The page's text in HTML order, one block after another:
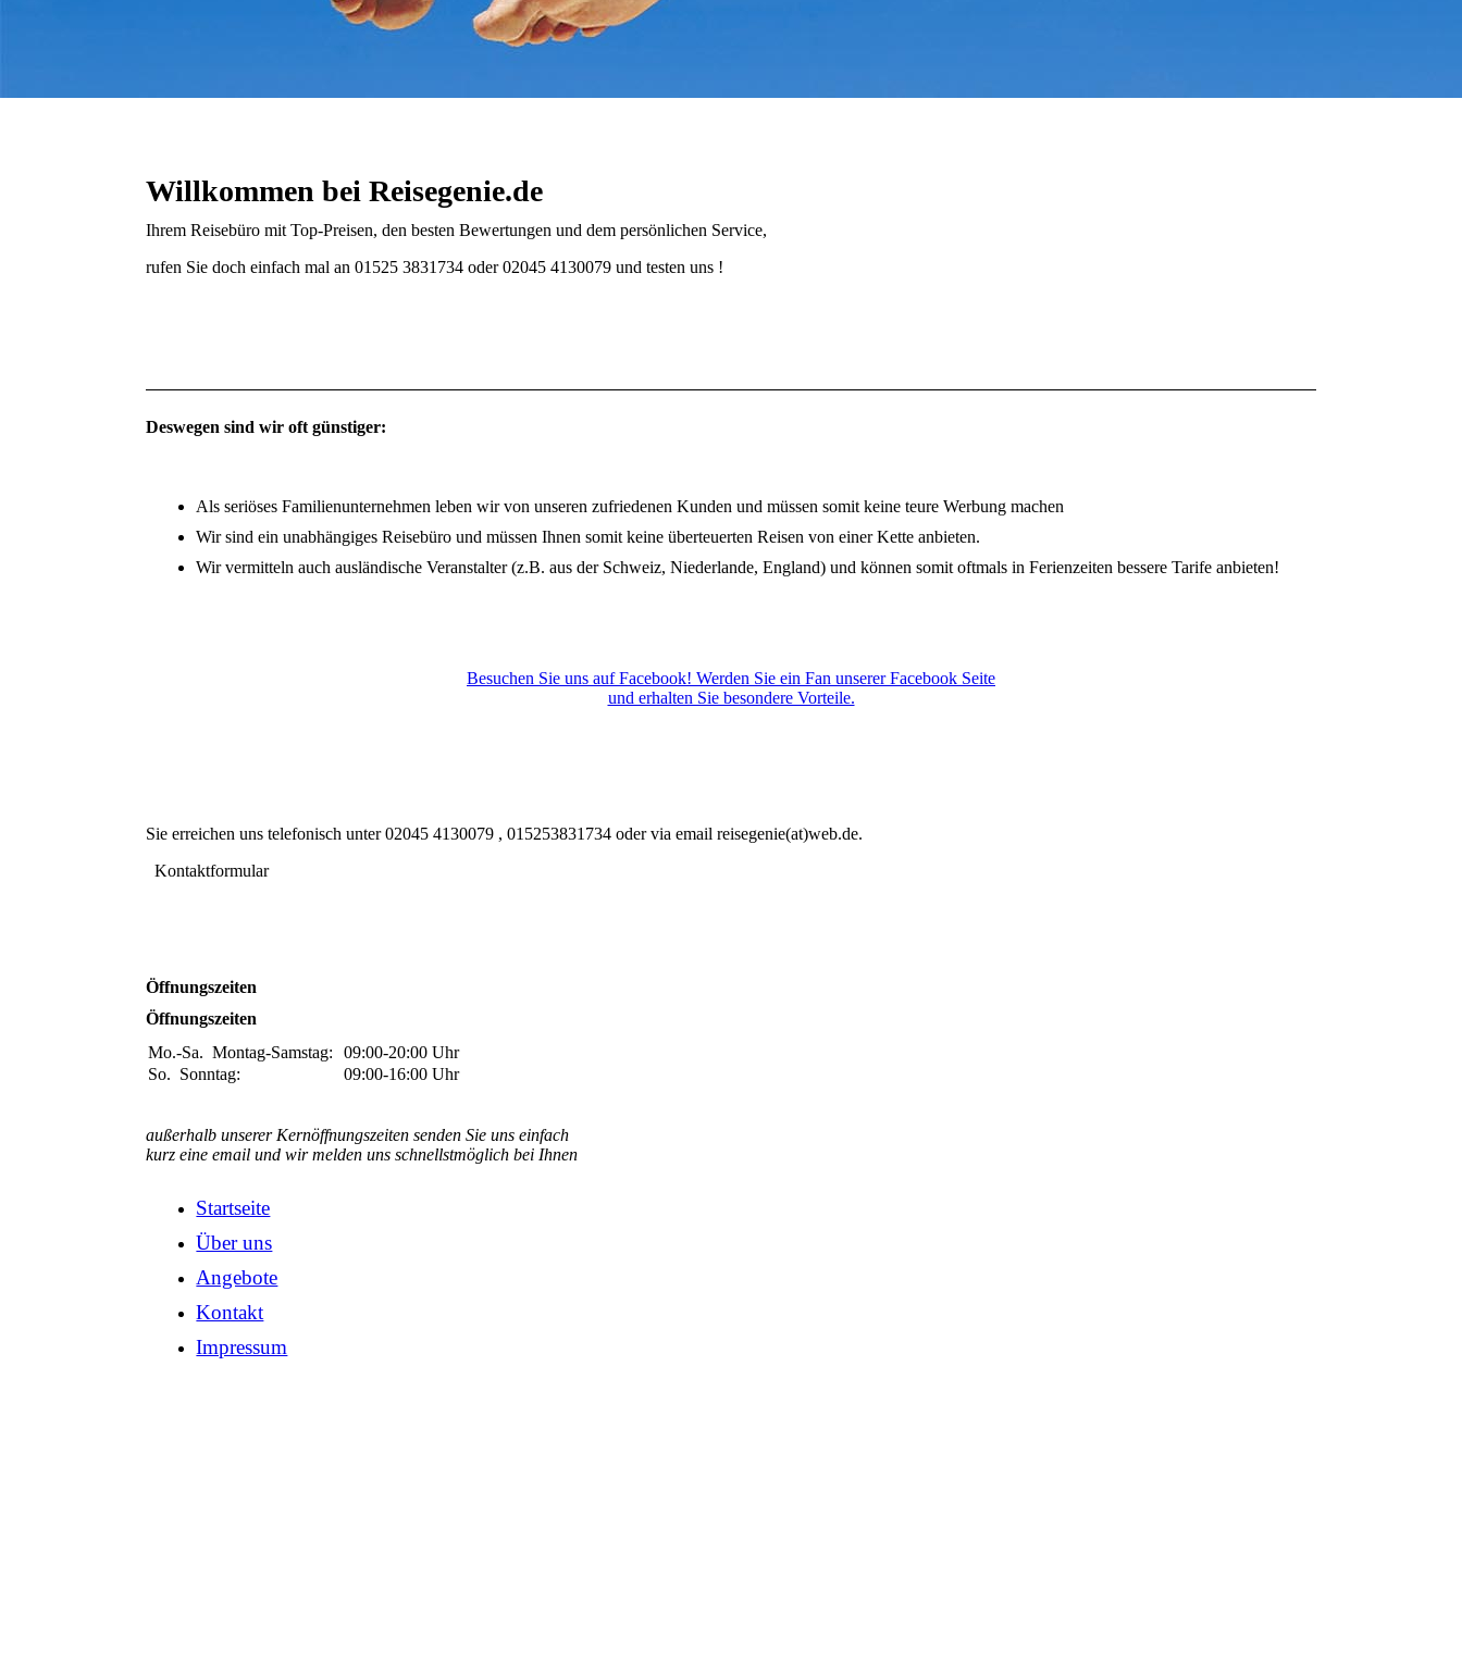
Willkommen bei Reisegenie.de
Ihrem Reisebüro mit Top-Preisen, den besten Bewertungen und dem persönlichen Service,
rufen Sie doch einfach mal an 01525 3831734 oder 02045 4130079 und testen uns !
Deswegen sind wir oft günstiger:
Als seriöses Familienunternehmen leben wir von unseren zufriedenen Kunden und müssen somit keine teure Werbung machen
Wir sind ein unabhängiges Reisebüro und müssen Ihnen somit keine überteuerten Reisen von einer Kette anbieten.
Wir vermitteln auch ausländische Veranstalter (z.B. aus der Schweiz, Niederlande, England) und können somit oftmals in Ferienzeiten bessere Tarife anbieten!
Besuchen Sie uns auf Facebook! Werden Sie ein Fan unserer Facebook Seite
und erhalten Sie besondere Vorteile.
Sie erreichen uns telefonisch unter 02045 4130079 , 015253831734 oder via email reisegenie(at)web.de.
Kontaktformular
Öffnungszeiten
Öffnungszeiten
Mo.-Sa.Montag-Samstag: 09:00-20:00 Uhr
So. Sonntag: 09:00-16:00 Uhr
außerhalb unserer Kernöffnungszeiten senden Sie uns einfach
kurz eine email und wir melden uns schnellstmöglich bei Ihnen
Startseite
Über uns
Angebote
Kontakt
Impressum